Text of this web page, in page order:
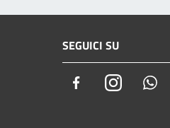
SEGUICI SU
FacebookInstagram